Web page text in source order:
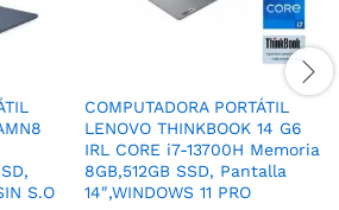
S.O
COMPUTADORA PORTÁTIL
LENOVO THINKBOOK 14 G6
IRL CORE i7-13700H Memoria
8GB,512GB SSD, Pantalla
14″,WINDOWS 11 PRO